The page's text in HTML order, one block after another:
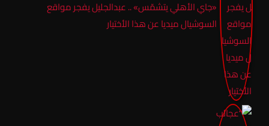
«جاي الأهلي يتشمّس» .. عبدالجليل يفجر مواقع
السوشيال ميديا عن هذا الأختيار